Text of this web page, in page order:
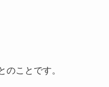
のことです。